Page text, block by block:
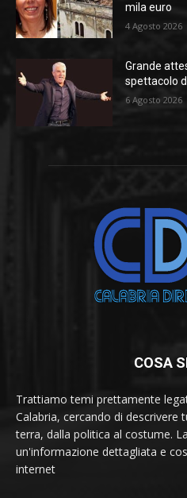
mila euro
4 Agosto 2026
Grande
spettacolo
6 Agosto 2026
COSA
Trattiamo temi prettamente
Calabria, cercando di descrivere
terra, dalla politica al costume.
un'informazione dettagliata e
internet